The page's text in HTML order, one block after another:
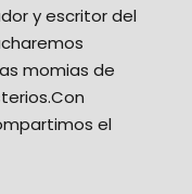
y escritor del
momias de
el